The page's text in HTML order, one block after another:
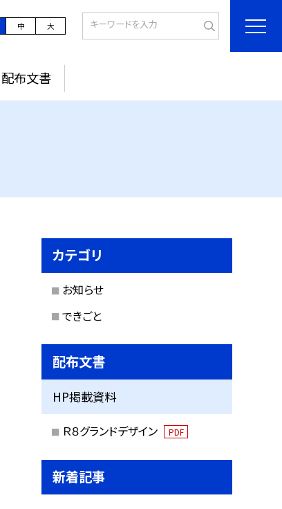
中 大
配布文書
カテゴリ
お知らせ
できごと
配布文書
HP掲載資料
Ｒ８グランドデザイン PDF
新着記事